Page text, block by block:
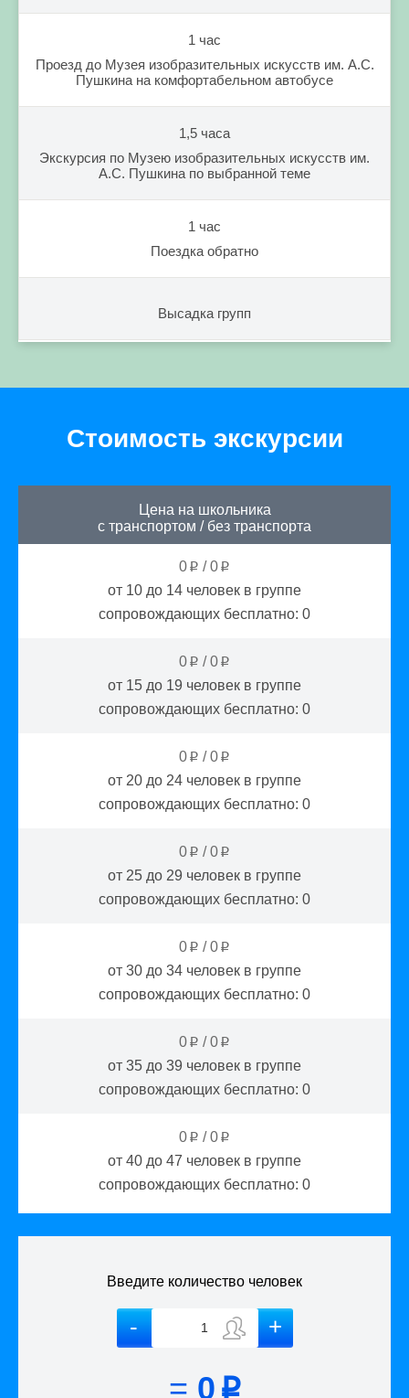
1 час
Проезд до Музея изобразительных искусств им. А.С.
Пушкина на комфортабельном автобусе
1,5 часа
Экскурсия по Музею изобразительных искусств им.
А.С. Пушкина по выбранной теме
1 час
Поездка обратно
Высадка групп
Стоимость экскурсии
Цена на школьника
с транспортом / без транспорта
0 p /0 p
от 10 до 14 человек в группе
сопровождающих бесплатно: 0
0 p /0 p
от 15 до 19 человек в группе
сопровождающих бесплатно: 0
0 p /0 p
от 20 до 24 человек в группе
сопровождающих бесплатно: 0
0 p /0 p
от 25 до 29 человек в группе
сопровождающих бесплатно: 0
0 p /0 p
от 30 до 34 человек в группе
сопровождающих бесплатно: 0
0 p /0 p
от 35 до 39 человек в группе
сопровождающих бесплатно: 0
0 p /0 p
от 40 до 47 человек в группе
сопровождающих бесплатно: 0
Введите количество человек
= 0 p